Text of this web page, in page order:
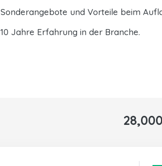
Sonderangebote und Vorteile beim
10 Jahre Erfahrung in der Branche.